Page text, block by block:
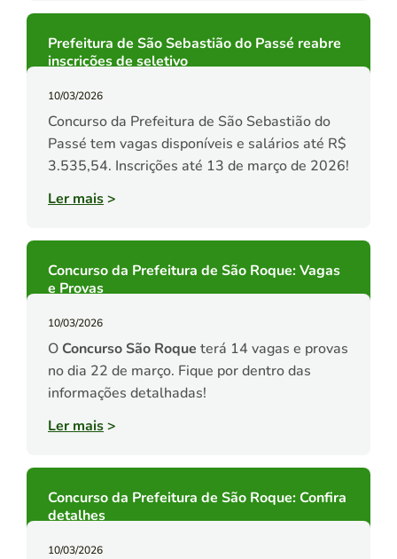
Prefeitura de São Sebastião do Passé reabre
inscrições de seletivo
10/03/2026
Concurso da Prefeitura de São Sebastião do
Passé tem vagas disponíveis e salários até R$
3.535,54. Inscrições até 13 de março de 2026!
Ler mais>
Concurso da Prefeitura de São Roque: Vagas
e Provas
10/03/2026
O Concurso São Roque terá 14 vagas e provas
no dia 22 de março. Fique por dentro das
informações detalhadas!
Ler mais>
Concurso da Prefeitura de São Roque: Confira
detalhes
10/03/2026